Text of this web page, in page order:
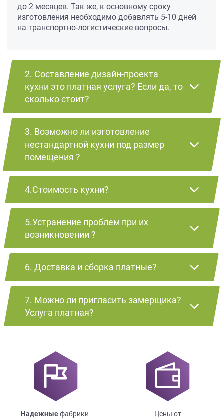
до 2 месяцев. Так же, к основному сроку
изготовления необходимо добавлять 5-10 дней
на транспортно-логистические вопросы.
2. Составление дизайн-проекта
кухни это платная услуга? Если да, то
сколько стоит?
3. Возможно ли изготовление
нестандартной кухни под размер
помещения ?
4.Стоимость кухни?
5.Устранение проблем при их
возникновении ?
6. Доставка и сборка платные?
7. Можно ли пригласить замерщика?
Услуга платная?
Надежныефабрики-
Цены от